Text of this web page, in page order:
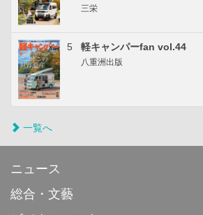
三栄
5 軽キャンパーfan vol.44
八重洲出版
一覧へ
ニュース
総合・文藝